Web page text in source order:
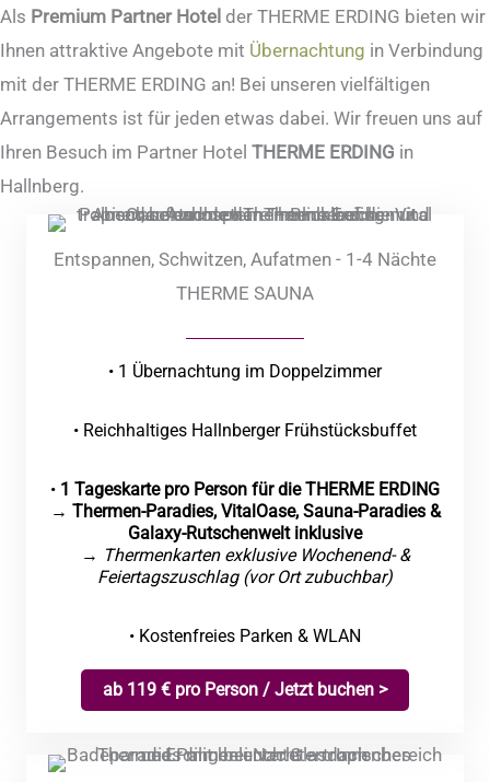
Als Premium Partner Hotel der THERME ERDING bieten wir
Ihnen attraktive Angebote mit Übernachtung in Verbindung
mit der THERME ERDING an! Bei unseren vielfältigen
Arrangements ist für jeden etwas dabei. Wir freuen uns auf
Ihren Besuch im Partner Hotel THERME ERDING in
Hallnberg.
Entspannen, Schwitzen, Aufatmen - 1-4 Nächte
THERME SAUNA
• 1 Übernachtung im Doppelzimmer
• Reichhaltiges Hallnberger Frühstücksbuffet
• 1 Tageskarte pro Person für die THERME ERDING
→ Thermen-Paradies, VitalOase, Sauna-Paradies &
Galaxy-Rutschenwelt inklusive
→ Thermenkarten exklusive Wochenend- &
Feiertagszuschlag (vor Ort zubuchbar)
• Kostenfreies Parken & WLAN
ab 119 € pro Person / Jetzt buchen >